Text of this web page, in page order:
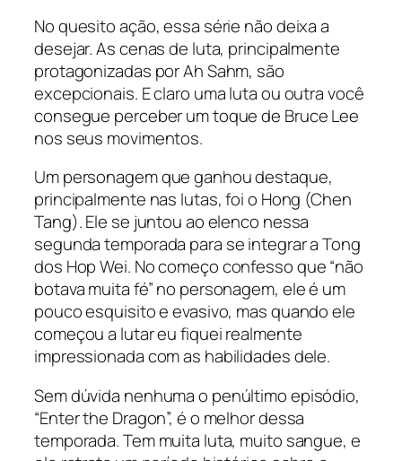
No quesito ação, essa série não deixa a
desejar. As cenas de luta, principalmente
protagonizadas por Ah Sahm, são
excepcionais. E claro uma luta ou outra você
consegue perceber um toque de Bruce Lee
nos seus movimentos.
Um personagem que ganhou destaque,
principalmente nas lutas, foi o Hong (Chen
Tang). Ele se juntou ao elenco nessa
segunda temporada para se integrar a Tong
dos Hop Wei. No começo confesso que “não
botava muita fé” no personagem, ele é um
pouco esquisito e evasivo, mas quando ele
começou a lutar eu fiquei realmente
impressionada com as habilidades dele.
Sem dúvida nenhuma o penúltimo episódio,
“Enter the Dragon”, é o melhor dessa
temporada. Tem muita luta, muito sangue, e